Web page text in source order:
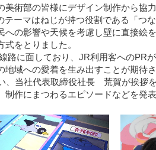
術部の皆様にデザイン制作から協
ーマはねじが持つ役割である「つ
の影響や天候を考慮し壁に直接絵
をとりました。
に面しており、JR利用客へのPR
域への愛着を生み出すことが期待さ
、当社代表取締役社長 荒賀が挨拶
作にまつわるエピソードなどを発表